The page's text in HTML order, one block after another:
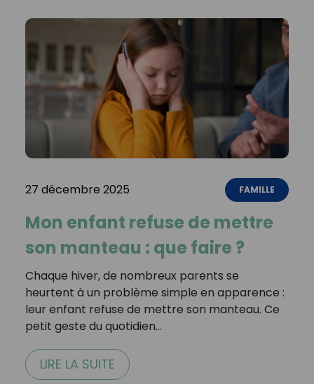
27 décembre 2025 FAMILLE
Mon enfant refuse de mettre
son manteau : que faire ?
Chaque hiver, de nombreux parents se
heurtent à un problème simple en apparence :
leur enfant refuse de mettre son manteau. Ce
petit geste du quotidien…
LIRE LA SUITE